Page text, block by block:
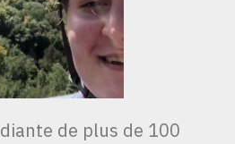
de plus de 100